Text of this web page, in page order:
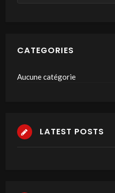
CATEGORIES
Aucune catégorie
LATEST POSTS